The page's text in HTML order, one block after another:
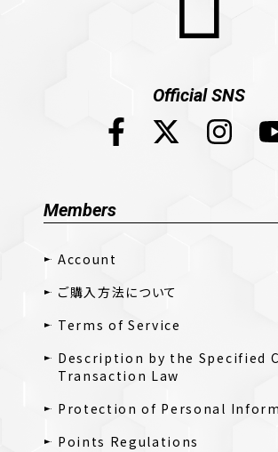
Official SNS
Members
Account
ご購入方法について
Terms of Service
Description by the Specified
Transaction Law
Protection of Personal
Points Regulations